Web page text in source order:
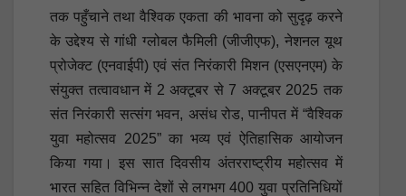
तक पहुँचाने तथा वैश्विक एकता की भावना को सुदृढ़ करने
के उद्देश्य से गांधी ग्लोबल फैमिली (जीजीएफ), नेशनल यूथ
प्रोजेक्ट (एनवाईपी) एवं संत निरंकारी मिशन (एसएनएम) के
संयुक्त तत्वावधान में 2 अक्टूबर से 7 अक्टूबर 2025 तक
संत निरंकारी सत्संग भवन, असंध रोड, पानीपत में “वैश्विक
युवा महोत्सव 2025” का भव्य एवं ऐतिहासिक आयोजन
किया गया। इस सात दिवसीय अंतरराष्ट्रीय महोत्सव में
भारत सहित विभिन्न देशों से लगभग 400 युवा प्रतिनिधियों